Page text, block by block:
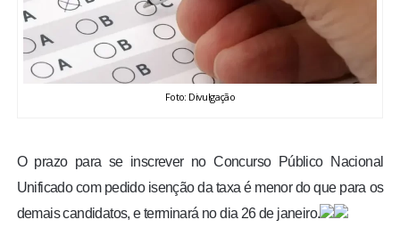
ENTRETENIMENTO
FOTOS
Foto: Divulgação
O prazo para se inscrever no Concurso Público Nacional
Unificado com pedido isenção da taxa é menor do que para os
demais candidatos, e terminará no dia 26 de janeiro.